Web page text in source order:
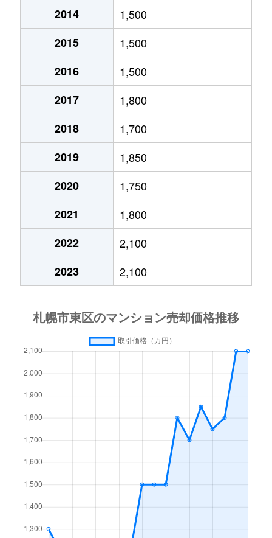
北１０条東
1,800万円
北１０条東
1,900万円
北１２条東
1,800万円
北１２条東
2,700万円
北１２条東
2,300万円
北１３条東
3,800万円
北１３条東
2,100万円
北１４条東
1,700万円
北１５条東
2,100万円
北１５条東
3,000万円
北１７条東
環状通東
2,700万円 環状通東
北１８条東
北１９条東
350万円 北18条
北１９条東
北18条
北18条
北２０条東
2,200万円 北18条
北２０条東
1,600万円
2014
1,500
2015
1,500
2016
1,500
2017
1,800
2018
1,700
2019
1,850
2020
1,750
2021
1,800
2022
2,100
2023
2,100